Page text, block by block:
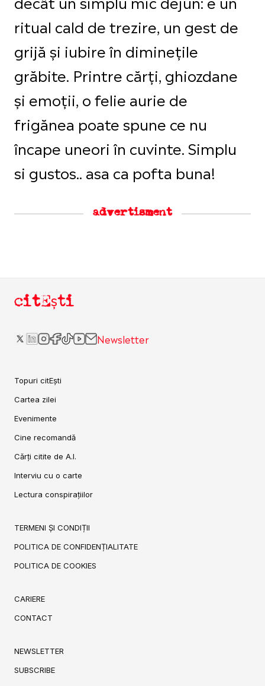
ritual cald de trezire, un gest de
grijă și iubire în diminețile
grăbite. Printre cărți, ghiozdane
și emoții, o felie aurie de
frigănea poate spune ce nu
încape uneori în cuvinte. Simplu
si gustos.. asa ca pofta buna!
advertisment
citEști
Newsletter
Topuri citEști
Cartea zilei
Evenimente
Cine recomandă
Cărți citite de A.I.
Interviu cu o carte
Lectura conspirațiilor
TERMENI ȘI CONDIȚII
POLITICA DE CONFIDENȚIALITATE
POLITICA DE COOKIES
CARIERE
CONTACT
NEWSLETTER
SUBSCRIBE